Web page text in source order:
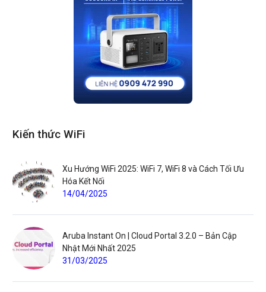
Kiến thức WiFi
Xu Hướng WiFi 2025: WiFi 7, WiFi 8 và Cách Tối Ưu
Hóa Kết Nối
14/04/2025
Aruba Instant On | Cloud Portal 3.2.0 – Bản Cập
Nhật Mới Nhất 2025
31/03/2025